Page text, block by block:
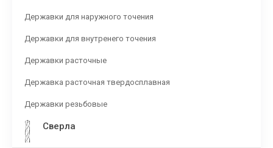
Державки для наружного точения
Державки для внутренего точения
Державки расточные
Державка расточная твердосплавная
Державки резьбовые
Сверла